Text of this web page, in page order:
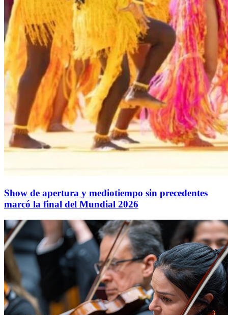
Show de apertura y mediotiempo sin precedentes
marcó la final del Mundial 2026